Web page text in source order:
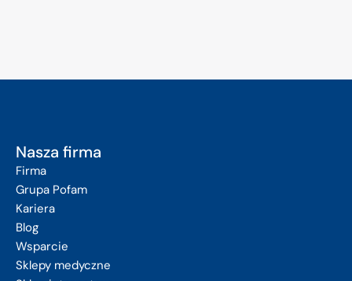
Nasza firma
Firma
Grupa Pofam
Kariera
Blog
Wsparcie
Sklepy medyczne